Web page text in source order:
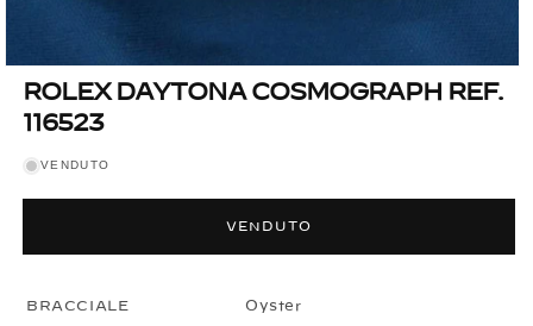
contenuti
finestra
ROLEX DAYTONA COSMOGRAPH REF.
116523
VENDUTO
VENDUTO
BRACCIALE Oyster